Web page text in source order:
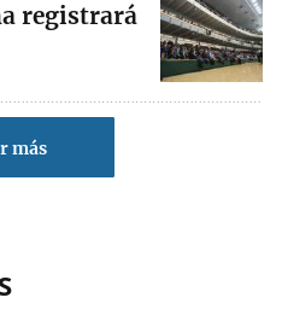
registrará
más